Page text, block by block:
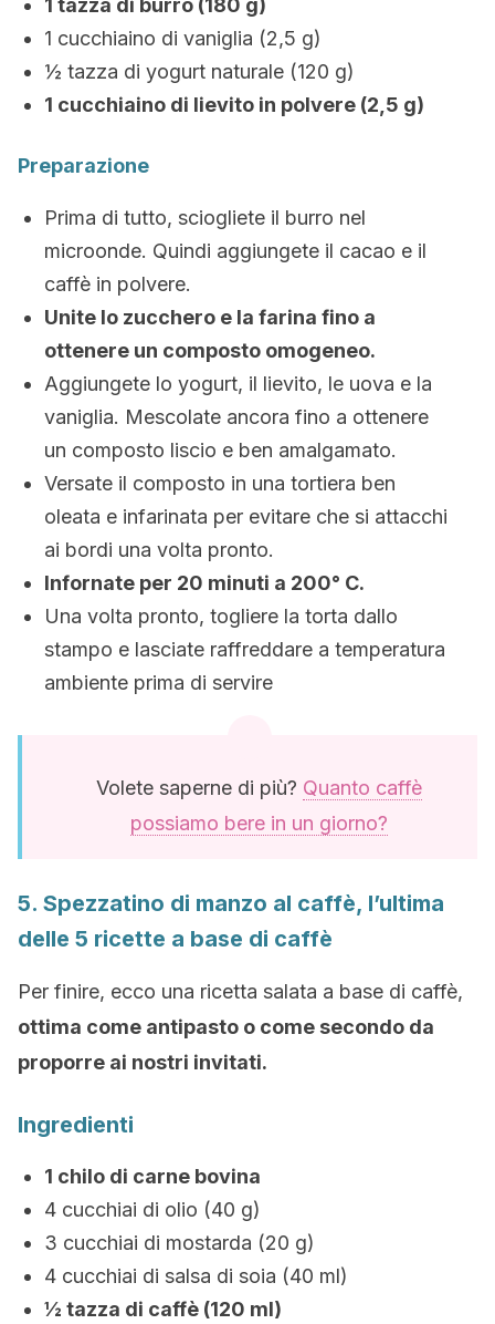
1 tazza di burro (180 g)
1 cucchiaino di vaniglia (2,5 g)
½ tazza di yogurt naturale (120 g)
1 cucchiaino di lievito in polvere (2,5 g)
Preparazione
Prima di tutto, sciogliete il burro nel
microonde. Quindi aggiungete il cacao e il
caffè in polvere.
Unite lo zucchero e la farina fino a
ottenere un composto omogeneo.
Aggiungete lo yogurt, il lievito, le uova e la
vaniglia. Mescolate ancora fino a ottenere
un composto liscio e ben amalgamato.
Versate il composto in una tortiera ben
oleata e infarinata per evitare che si attacchi
ai bordi una volta pronto.
Infornate per 20 minuti a 200° C.
Una volta pronto, togliere la torta dallo
stampo e lasciate raffreddare a temperatura
ambiente prima di servire
Volete saperne di più? Quanto caffè
possiamo bere in un giorno?
5. Spezzatino di manzo al caffè, l’ultima
delle 5 ricette a base di caffè
Per finire, ecco una ricetta salata a base di caffè,
ottima come antipasto o come secondo da
proporre ai nostri invitati.
Ingredienti
1 chilo di carne bovina
4 cucchiai di olio (40 g)
3 cucchiai di mostarda (20 g)
4 cucchiai di salsa di soia (40 ml)
½ tazza di caffè (120 ml)